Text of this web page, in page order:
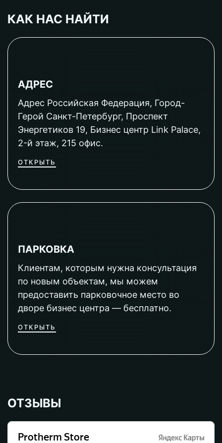
КАК НАС НАЙТИ
АДРЕС
Адрес Российская Федерация, Город-
Герой Санкт-Петербург, Проспект
Энергетиков 19, Бизнес центр Link Palace,
2-й этаж, 215 офис.
ОТКРЫТЬ
ПАРКОВКА
Клиентам, которым нужна консультация
по новым объектам, мы можем
предоставить парковочное место во
дворе бизнес центра — бесплатно.
ОТКРЫТЬ
ОТЗЫВЫ